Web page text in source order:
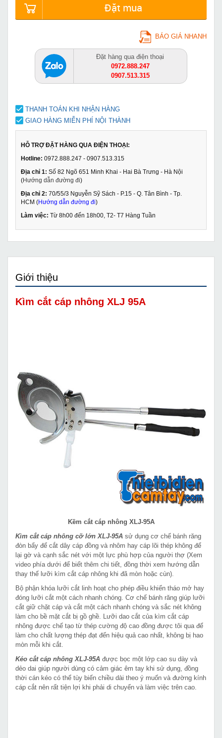
Đặt mua
BÁO GIÁ NHANH
Đặt hàng qua điện thoại
0972.888.247
0907.513.315
THANH TOÁN KHI NHẬN HÀNG
GIAO HÀNG MIỄN PHÍ NỘI THÀNH
HỖ TRỢ ĐẶT HÀNG QUA ĐIỆN THOẠI:
Hotline: 0972.888.247 - 0907.513.315
Địa chỉ 1: Số 82 Ngõ 651 Minh Khai - Hai Bà Trưng - Hà Nội
(Hướng dẫn đường đi)
Địa chỉ 2: 70/55/3 Nguyễn Sỹ Sách - P.15 - Q. Tân Bình - Tp.
HCM (Hướng dẫn đường đi)
Làm việc: Từ 8h00 đến 18h00, T2- T7 Hàng Tuần
Giới thiệu
Kìm cắt cáp nhông XLJ 95A
Kềm cắt cáp nhông XLJ-95A
Kìm cắt cáp nhông cỡ lớn XLJ-95A sử dụng cơ chế bánh răng
đòn bẩy để cắt dây cáp đồng và nhôm hay cáp lõi thép không để
lại gờ và cạnh sắc nét với một lực phù hợp của người thợ (Xem
video phía dưới để biết thêm chi tiết, đồng thời xem hướng dẫn
thay thế lưỡi kìm cắt cáp nhông khi đã mòn hoặc cùn).
Bộ phận khóa lưỡi cắt linh hoạt cho phép điều khiển tháo mở hay
đóng lưỡi cắt một cách nhanh chóng. Cơ chế bánh răng giúp lưỡi
cắt giữ chặt cáp và cắt một cách nhanh chóng và sắc nét không
làm cho bề mặt cắt bị gồ ghề. Lưỡi dao cắt của kìm cắt cáp
nhông được chế tạo từ thép cường độ cao đồng được tôi qua để
làm cho chất lượng thép đạt đến hiệu quả cao nhất, không bị hao
mòn mỗi khi cắt.
Kéo cắt cáp nhông XLJ-95A được bọc một lớp cao su dày và
dẻo dai giúp người dùng có cảm giác êm tay khi sử dụng, đồng
thời cán kéo có thể tùy biến chiều dài theo ý muốn và đường kính
cáp cắt nên rất tiện lợi khi phải di chuyển và làm việc trên cao.